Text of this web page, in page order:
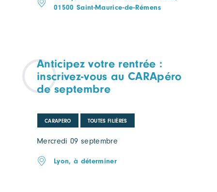
01500 Saint-Maurice-de-Rémens
Anticipez votre rentrée :
inscrivez-vous au CARApéro
de septembre
CARAPERO TOUTES FILIÈRES
Mercredi 09 septembre
Lyon, à déterminer